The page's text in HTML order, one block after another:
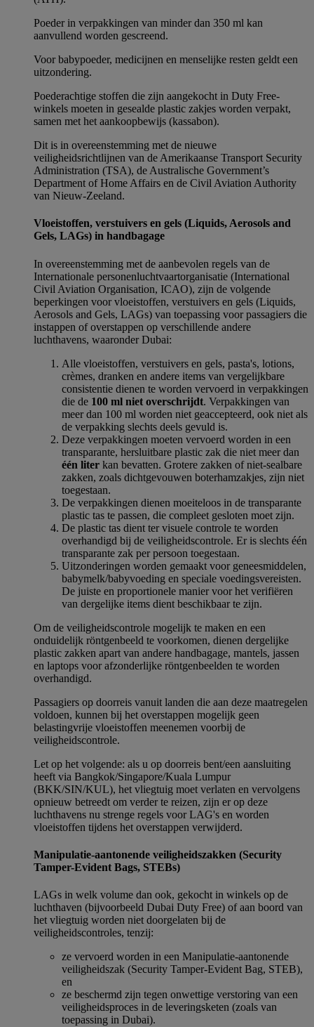
Poeder in verpakkingen van minder dan 350 ml kan
aanvullend worden gescreend.
Voor babypoeder, medicijnen en menselijke resten geldt een
uitzondering.
Poederachtige stoffen die zijn aangekocht in Duty Free-
winkels moeten in gesealde plastic zakjes worden verpakt,
samen met het aankoopbewijs (kassabon).
Dit is in overeenstemming met de nieuwe
veiligheidsrichtlijnen van de Amerikaanse Transport Security
Administration (TSA), de Australische Government’s
Department of Home Affairs en de Civil Aviation Authority
van Nieuw-Zeeland.
Vloeistoffen, verstuivers en gels (Liquids, Aerosols and
Gels, LAGs) in handbagage
In overeenstemming met de aanbevolen regels van de
Internationale personenluchtvaartorganisatie (International
Civil Aviation Organisation, ICAO), zijn de volgende
beperkingen voor vloeistoffen, verstuivers en gels (Liquids,
Aerosols and Gels, LAGs) van toepassing voor passagiers die
instappen of overstappen op verschillende andere
luchthavens, waaronder Dubai:
Alle vloeistoffen, verstuivers en gels, pasta's, lotions,
crèmes, dranken en andere items van vergelijkbare
consistentie dienen te worden vervoerd in verpakkingen
die de 100 ml niet overschrijdt. Verpakkingen van
meer dan 100 ml worden niet geaccepteerd, ook niet als
de verpakking slechts deels gevuld is.
Deze verpakkingen moeten vervoerd worden in een
transparante, hersluitbare plastic zak die niet meer dan
één liter kan bevatten. Grotere zakken of niet-sealbare
zakken, zoals dichtgevouwen boterhamzakjes, zijn niet
toegestaan.
De verpakkingen dienen moeiteloos in de transparante
plastic tas te passen, die compleet gesloten moet zijn.
De plastic tas dient ter visuele controle te worden
overhandigd bij de veiligheidscontrole. Er is slechts één
transparante zak per persoon toegestaan.
Uitzonderingen worden gemaakt voor geneesmiddelen,
babymelk/babyvoeding en speciale voedingsvereisten.
De juiste en proportionele manier voor het verifiëren
van dergelijke items dient beschikbaar te zijn.
Om de veiligheidscontrole mogelijk te maken en een
onduidelijk röntgenbeeld te voorkomen, dienen dergelijke
plastic zakken apart van andere handbagage, mantels, jassen
en laptops voor afzonderlijke röntgenbeelden te worden
overhandigd.
Passagiers op doorreis vanuit landen die aan deze maatregelen
voldoen, kunnen bij het overstappen mogelijk geen
belastingvrije vloeistoffen meenemen voorbij de
veiligheidscontrole.
Let op het volgende: als u op doorreis bent/een aansluiting
heeft via Bangkok/Singapore/Kuala Lumpur
(BKK/SIN/KUL), het vliegtuig moet verlaten en vervolgens
opnieuw betreedt om verder te reizen, zijn er op deze
luchthavens nu strenge regels voor LAG's en worden
vloeistoffen tijdens het overstappen verwijderd.
Manipulatie-aantonende veiligheidszakken (Security
Tamper-Evident Bags, STEBs)
LAGs in welk volume dan ook, gekocht in winkels op de
luchthaven (bijvoorbeeld Dubai Duty Free) of aan boord van
het vliegtuig worden niet doorgelaten bij de
veiligheidscontroles, tenzij:
ze vervoerd worden in een Manipulatie-aantonende
veiligheidszak (Security Tamper-Evident Bag, STEB),
en
ze beschermd zijn tegen onwettige verstoring van een
veiligheidsproces in de leveringsketen (zoals van
toepassing in Dubai).